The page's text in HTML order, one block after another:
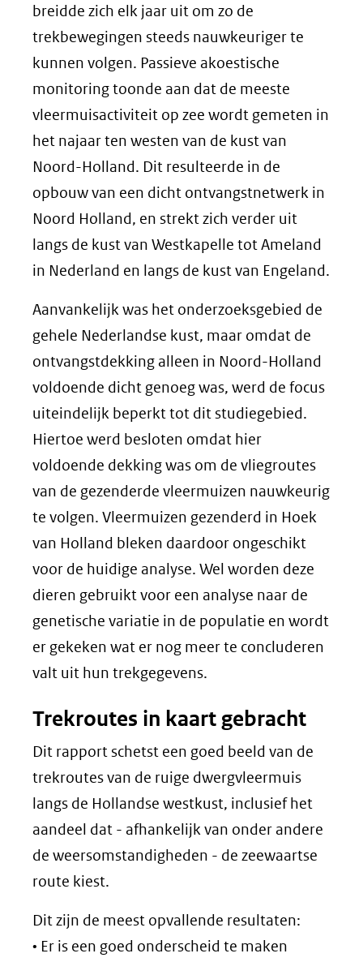
breidde zich elk jaar uit om zo de
trekbewegingen steeds nauwkeuriger te
kunnen volgen. Passieve akoestische
monitoring toonde aan dat de meeste
vleermuisactiviteit op zee wordt gemeten in
het najaar ten westen van de kust van
Noord-Holland. Dit resulteerde in de
opbouw van een dicht ontvangstnetwerk in
Noord Holland, en strekt zich verder uit
langs de kust van Westkapelle tot Ameland
in Nederland en langs de kust van Engeland.
Aanvankelijk was het onderzoeksgebied de
gehele Nederlandse kust, maar omdat de
ontvangstdekking alleen in Noord-Holland
voldoende dicht genoeg was, werd de focus
uiteindelijk beperkt tot dit studiegebied.
Hiertoe werd besloten omdat hier
voldoende dekking was om de vliegroutes
van de gezenderde vleermuizen nauwkeurig
te volgen. Vleermuizen gezenderd in Hoek
van Holland bleken daardoor ongeschikt
voor de huidige analyse. Wel worden deze
dieren gebruikt voor een analyse naar de
genetische variatie in de populatie en wordt
er gekeken wat er nog meer te concluderen
valt uit hun trekgegevens.
Trekroutes in kaart gebracht
Dit rapport schetst een goed beeld van de
trekroutes van de ruige dwergvleermuis
langs de Hollandse westkust, inclusief het
aandeel dat - afhankelijk van onder andere
de weersomstandigheden - de zeewaartse
route kiest.
Dit zijn de meest opvallende resultaten:
• Er is een goed onderscheid te maken